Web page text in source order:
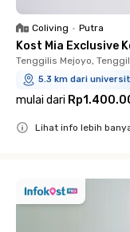
Coliving • Putra
Kost Mia Exclusive
Tenggilis Mejoyo,
5.3 km dari
mulai dari
Lihat info lebih